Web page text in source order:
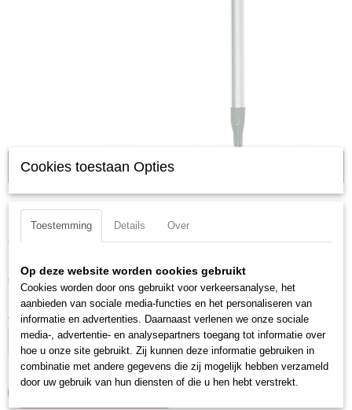
Kraftwerk-3637-50-T-greep-t50
Kraftwerk 3637-50 T-greep
t50
€ 12,81 (exclusief btw 21%)
Aantal
IN WINKELWAGEN
Cookies toestaan Opties
Toestemming Details Over
Op deze website worden cookies gebruikt
Cookies worden door ons gebruikt voor verkeersanalyse, het
aanbieden van sociale media-functies en het personaliseren van
informatie en advertenties. Daarnaast verlenen we onze sociale
media-, advertentie- en analysepartners toegang tot informatie over
hoe u onze site gebruikt. Zij kunnen deze informatie gebruiken in
combinatie met andere gegevens die zij mogelijk hebben verzameld
door uw gebruik van hun diensten of die u hen hebt verstrekt.